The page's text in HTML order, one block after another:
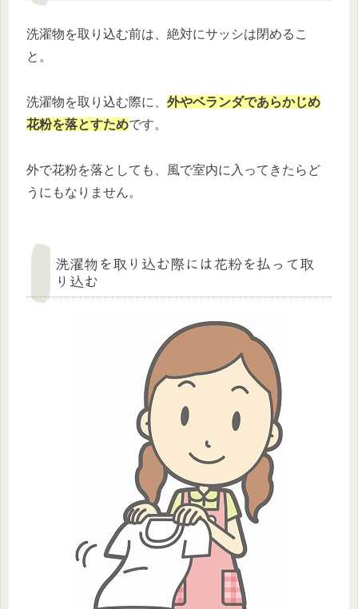
洗濯物を取り込む前は、絶対にサッシは閉めるこ
と。
洗濯物を取り込む際に、 外やベランダであらかじめ
花粉を落とすためです。
外で花粉を落としても、風で室内に入ってきたらど
うにもなりません。
洗濯物を取り込む際には花粉を払って取
り込む